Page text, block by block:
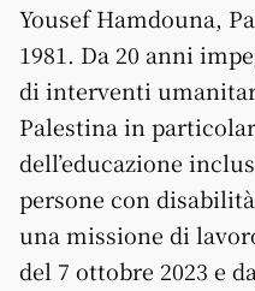
Yousef Hamdouna,
1981. Da 20 anni
di interventi
Palestina in
dell’educazione
persone con
una missione di
del 7 ottobre 2023 e